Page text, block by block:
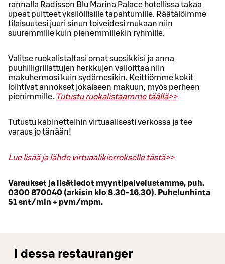
rannalla Radisson Blu Marina Palace hotellissa takaa
upeat puitteet yksilöllisille tapahtumille. Räätälöimme
tilaisuutesi juuri sinun toiveidesi mukaan niin
suuremmille kuin pienemmillekin ryhmille.
Valitse ruokalistaltasi omat suosikkisi ja anna
puuhiiligrillattujen herkkujen valloittaa niin
makuhermosi kuin sydämesikin. Keittiömme kokit
loihtivat annokset jokaiseen makuun, myös perheen
pienimmille. Tutustu ruokalistaamme täällä>>
Tutustu kabinetteihin virtuaalisesti verkossa ja tee
varaus jo tänään!
Lue lisää ja lähde virtuaalikierrokselle tästä>>
Varaukset ja lisätiedot myyntipalvelustamme, puh.
0300 870040 (arkisin klo 8.30-16.30). Puhelunhinta
51 snt/min + pvm/mpm.
I dessa restauranger